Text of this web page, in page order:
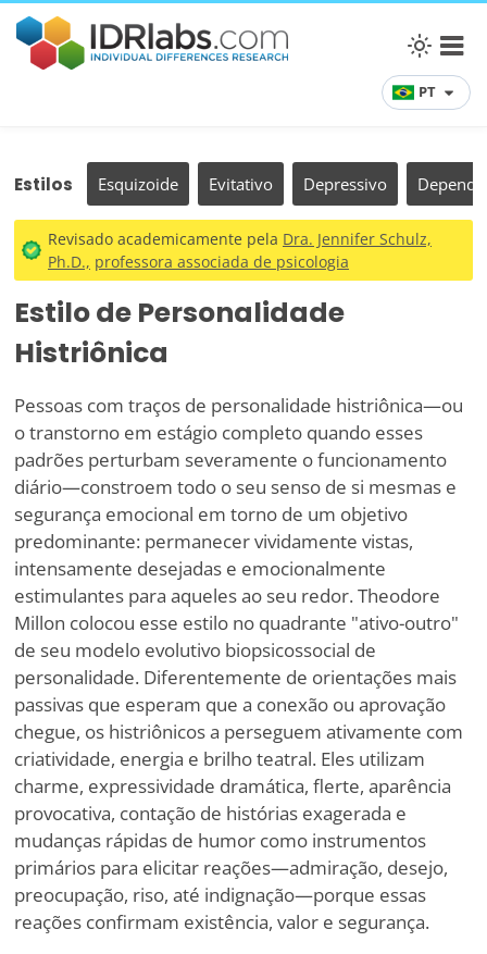
PT
Estilos Esquizoide Evitativo Depressivo
Revisado academicamente pela Dra. Jennifer Schulz,
Ph.D., professora associada de psicologia
Estilo de Personalidade
Histriônica
Pessoas com traços de personalidade histriônica—ou
o transtorno em estágio completo quando esses
padrões perturbam severamente o funcionamento
diário—constroem todo o seu senso de si mesmas e
segurança emocional em torno de um objetivo
predominante: permanecer vividamente vistas,
intensamente desejadas e emocionalmente
estimulantes para aqueles ao seu redor. Theodore
Millon colocou esse estilo no quadrante "ativo-outro"
de seu modelo evolutivo biopsicossocial de
personalidade. Diferentemente de orientações mais
passivas que esperam que a conexão ou aprovação
chegue, os histriônicos a perseguem ativamente com
criatividade, energia e brilho teatral. Eles utilizam
charme, expressividade dramática, flerte, aparência
provocativa, contação de histórias exagerada e
mudanças rápidas de humor como instrumentos
primários para elicitar reações—admiração, desejo,
preocupação, riso, até indignação—porque essas
reações confirmam existência, valor e segurança.